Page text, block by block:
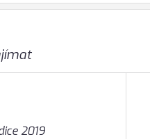
2019